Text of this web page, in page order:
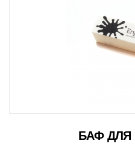
БАФ ДЛЯ